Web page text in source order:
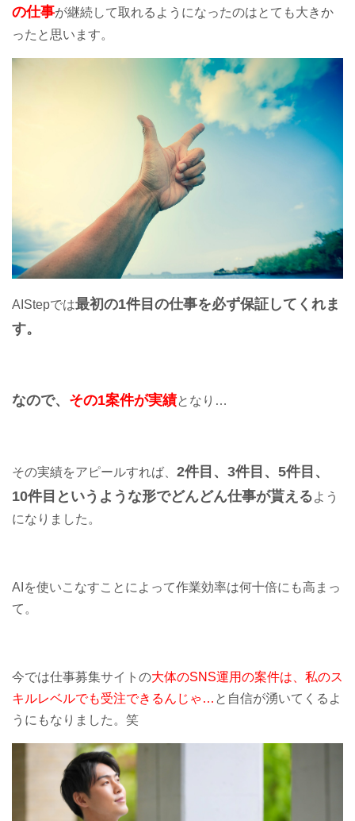
の仕事が継続して取れるようになったのはとても大きか
ったと思います。
AIStepでは最初の1件目の仕事を必ず保証してくれま
す。
なので、 その1案件が実績となり…
その実績をアピールすれば、 2件目、3件目、5件目、
10件目というような形でどんどん仕事が貰えるよう
になりました。
AIを使いこなすことによって作業効率は何十倍にも高まっ
て。
今では仕事募集サイトの大体のSNS運用の案件は、私のス
キルレベルでも受注できるんじゃ… と自信が湧いてくるよ
うにもなりました。笑